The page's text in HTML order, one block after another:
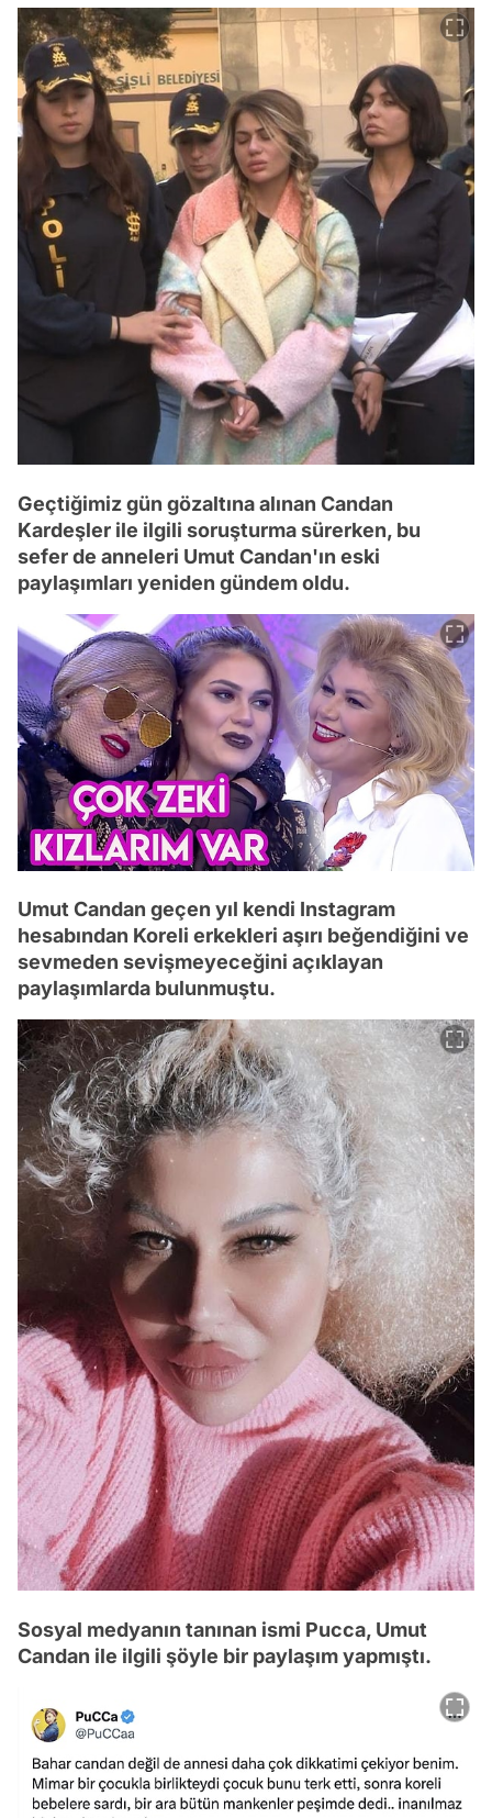
Geçtiğimiz gün gözaltına alınan Candan
Kardeşler ile ilgili soruşturma sürerken, bu
sefer de anneleri Umut Candan'ın eski
paylaşımları yeniden gündem oldu.
Umut Candan geçen yıl kendi Instagram
hesabından Koreli erkekleri aşırı beğendiğini ve
sevmeden sevişmeyeceğini açıklayan
paylaşımlarda bulunmuştu.
Sosyal medyanın tanınan ismi Pucca, Umut
Candan ile ilgili şöyle bir paylaşım yapmıştı.